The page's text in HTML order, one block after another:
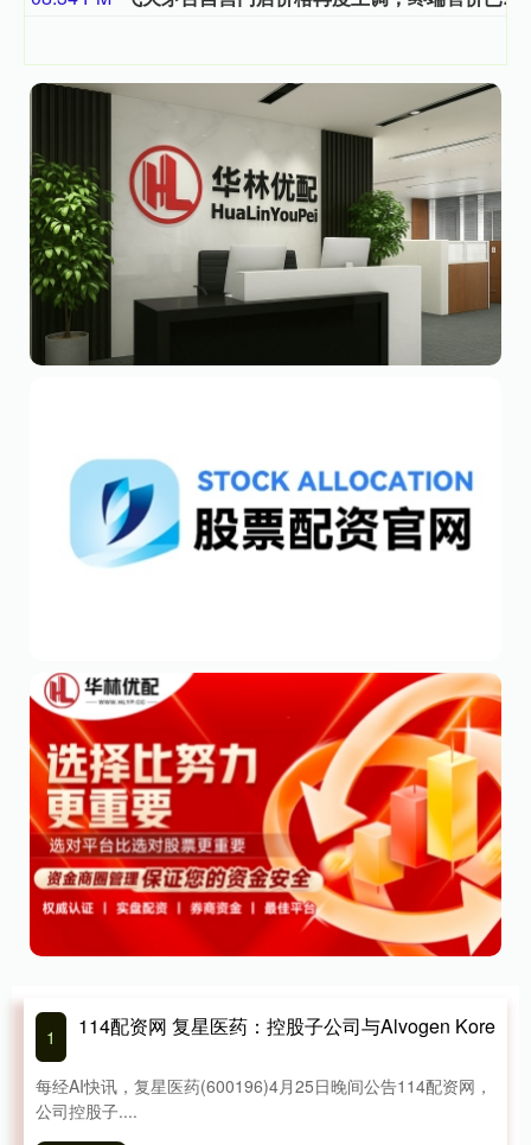
1 114配资网 复星医药：控股子公司与Alvogen Kore
每经AI快讯，复星医药(600196)4月25日晚间公告114配资网，
公司控股子....